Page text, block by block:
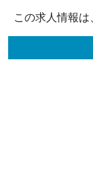
この求人情報は、